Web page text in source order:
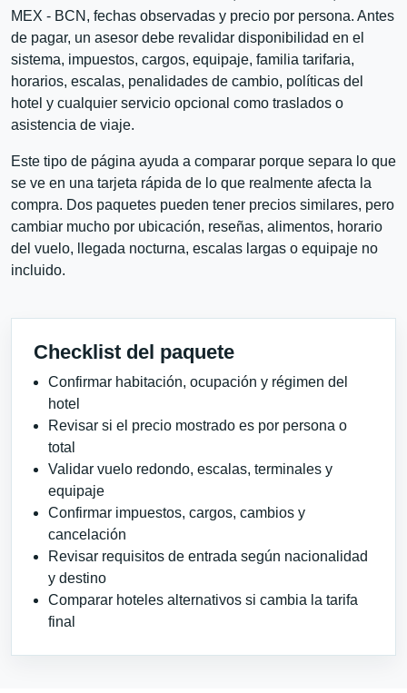
MEX - BCN, fechas observadas y precio por persona. Antes
de pagar, un asesor debe revalidar disponibilidad en el
sistema, impuestos, cargos, equipaje, familia tarifaria,
horarios, escalas, penalidades de cambio, políticas del
hotel y cualquier servicio opcional como traslados o
asistencia de viaje.
Este tipo de página ayuda a comparar porque separa lo que
se ve en una tarjeta rápida de lo que realmente afecta la
compra. Dos paquetes pueden tener precios similares, pero
cambiar mucho por ubicación, reseñas, alimentos, horario
del vuelo, llegada nocturna, escalas largas o equipaje no
incluido.
Checklist del paquete
Confirmar habitación, ocupación y régimen del
hotel
Revisar si el precio mostrado es por persona o
total
Validar vuelo redondo, escalas, terminales y
equipaje
Confirmar impuestos, cargos, cambios y
cancelación
Revisar requisitos de entrada según nacionalidad
y destino
Comparar hoteles alternativos si cambia la tarifa
final